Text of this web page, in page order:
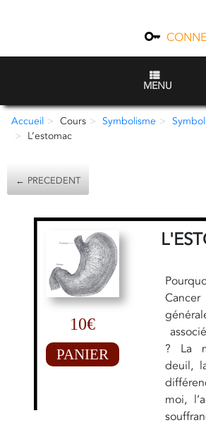
MENU
Accueil Cours Symbolisme
L’estomac
← PRECEDENT
10€
PANIER
? La
deuil,
moi,